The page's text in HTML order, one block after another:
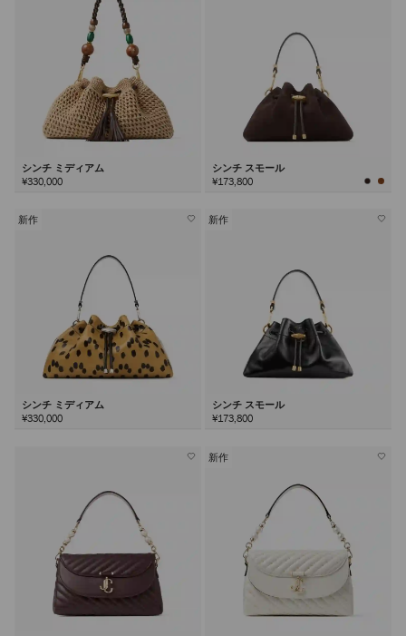
シンチ ミディアム
¥330,000
シンチ スモール
¥173,800
新作
シンチ ミディアム
¥330,000
新作
シンチ スモール
¥173,800
新作